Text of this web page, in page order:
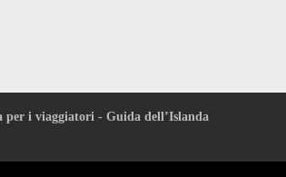
per i viaggiatori - Guida dell’Islanda